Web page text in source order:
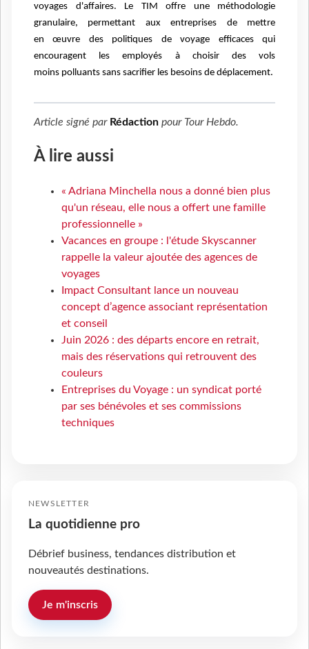
voyages d'affaires. Le TIM offre une méthodologie
granulaire, permettant aux entreprises de mettre
enœuvre des politiques de voyage efficaces qui
encouragent les employés à choisir des vols
moins polluants sans sacrifier les besoins de déplacement.
Article signé par Rédaction pour Tour Hebdo.
À lire aussi
« Adriana Minchella nous a donné bien plus
qu'un réseau, elle nous a offert une famille
professionnelle »
Vacances en groupe : l'étude Skyscanner
rappelle la valeur ajoutée des agences de
voyages
Impact Consultant lance un nouveau
concept d’agence associant représentation
et conseil
Juin 2026 : des départs encore en retrait,
mais des réservations qui retrouvent des
couleurs
Entreprises du Voyage : un syndicat porté
par ses bénévoles et ses commissions
techniques
NEWSLETTER
La quotidienne pro
Débrief business, tendances distribution et
nouveautés destinations.
Je m'inscris